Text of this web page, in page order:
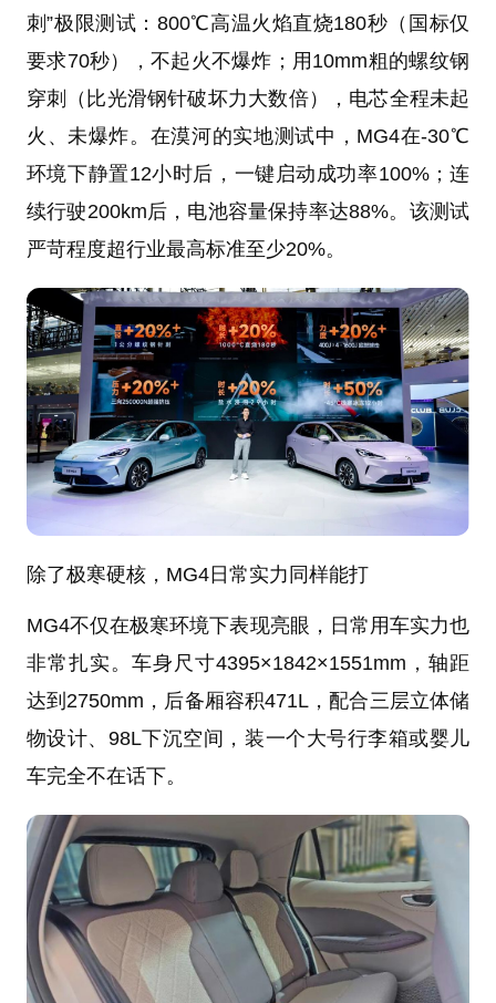
刺”极限测试：800℃高温火焰直烧180秒（国标仅
要求70秒），不起火不爆炸；用10mm粗的螺纹钢
穿刺（比光滑钢针破坏力大数倍），电芯全程未起
火、未爆炸。在漠河的实地测试中，MG4在-30℃
环境下静置12小时后，一键启动成功率100%；连
续行驶200km后，电池容量保持率达88%。该测试
严苛程度超行业最高标准至少20%。
除了极寒硬核，MG4日常实力同样能打
MG4不仅在极寒环境下表现亮眼，日常用车实力也
非常扎实。车身尺寸4395×1842×1551mm，轴距
达到2750mm，后备厢容积471L，配合三层立体储
物设计、98L下沉空间，装一个大号行李箱或婴儿
车完全不在话下。